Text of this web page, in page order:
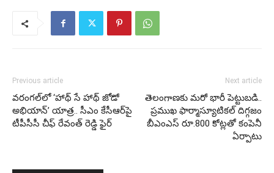
Previous article
వరంగల్‌లో ‘హాథ్ సే హాథ్ జోడో
అభియాన్’ యాత్ర.. సీఎం కేసీఆర్‌పై
టీపీసీసీ చీఫ్ రేవంత్ రెడ్డి ఫైర్
Next article
తెలంగాణకు మరో భారీ పెట్టుబడి..
ప్రముఖ ఫార్మాస్యూటికల్ దిగ్గజం
బీఎంఎస్‌ రూ.800 కోట్లతో కంపెనీ
ఏర్పాటు